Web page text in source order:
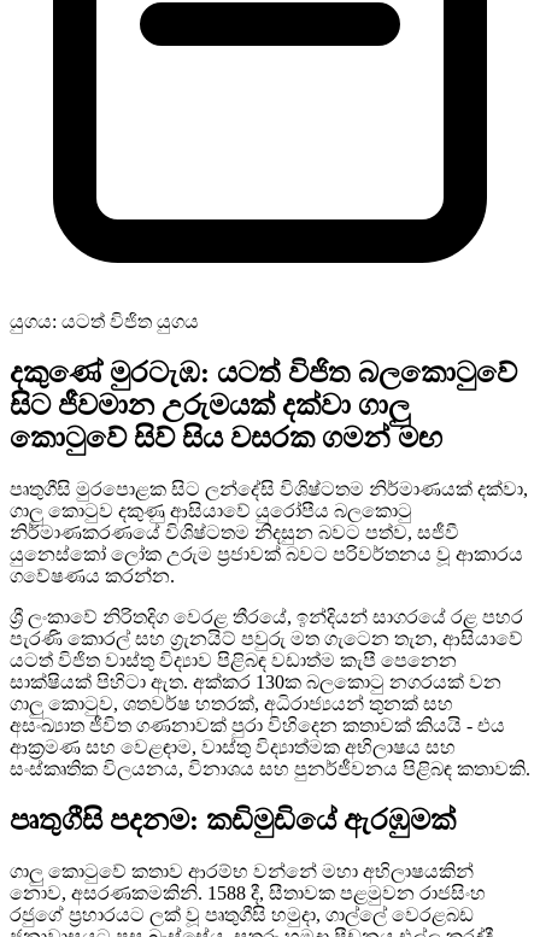
යුගය: යටත් විජිත යුගය
දකුණේ මුරටැඹ: යටත් විජිත බලකොටුවේ
සිට ජීවමාන උරුමයක් දක්වා ගාලු
කොටුවේ සිව් සිය වසරක ගමන් මඟ
පෘතුගීසි මුරපොළක සිට ලන්දේසි විශිෂ්ටතම නිර්මාණයක් දක්වා,
ගාලු කොටුව දකුණු ආසියාවේ යුරෝපීය බලකොටු
නිර්මාණකරණයේ විශිෂ්ටතම නිදසුන බවට පත්ව, සජීවී
යුනෙස්කෝ ලෝක උරුම ප්‍රජාවක් බවට පරිවර්තනය වූ ආකාරය
ගවේෂණය කරන්න.
ශ්‍රී ලංකාවේ නිරිතදිග වෙරළ තීරයේ, ඉන්දියන් සාගරයේ රළ පහර
පැරණි කොරල් සහ ග්‍රැනයිට් පවුරු මත ගැටෙන තැන, ආසියාවේ
යටත් විජිත වාස්තු විද්‍යාව පිළිබඳ වඩාත්ම කැපී පෙනෙන
සාක්ෂියක් පිහිටා ඇත. අක්කර 130ක බලකොටු නගරයක් වන
ගාලු කොටුව, ශතවර්ෂ හතරක්, අධිරාජ්‍යයන් තුනක් සහ
අසංඛ්‍යාත ජීවිත ගණනාවක් පුරා විහිදෙන කතාවක් කියයි - එය
ආක්‍රමණ සහ වෙළඳාම, වාස්තු විද්‍යාත්මක අභිලාෂය සහ
සංස්කෘතික විලයනය, විනාශය සහ පුනර්ජීවනය පිළිබඳ කතාවකි.
පෘතුගීසි පදනම: කඩිමුඩියේ ඇරඹුමක්
ගාලු කොටුවේ කතාව ආරම්භ වන්නේ මහා අභිලාෂයකින්
නොව, අසරණකමකිනි. 1588 දී, සීතාවක පළමුවන රාජසිංහ
රජුගේ ප්‍රහාරයට ලක් වූ පෘතුගීසි හමුදා, ගාල්ලේ වෙරළබඩ